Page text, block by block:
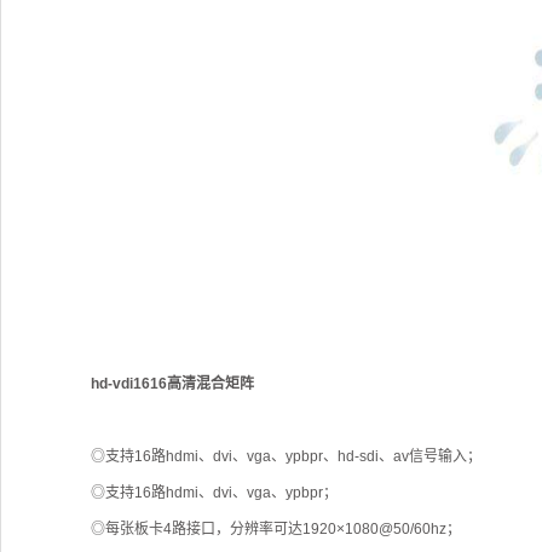
hd-vdi1616高清混合矩阵
◎支持16路hdmi、dvi、vga、ypbpr、hd-sdi、av信号输入；
◎支持16路hdmi、dvi、vga、ypbpr；
◎每张板卡4路接口，分辨率可达1920×1080@50/60hz；